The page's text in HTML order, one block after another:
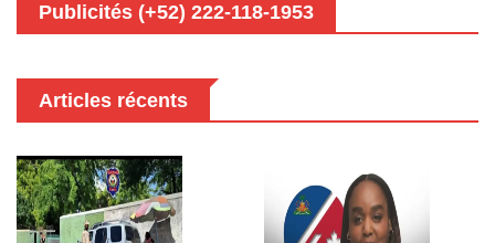
Publicités (+52) 222-118-1953
Articles récents